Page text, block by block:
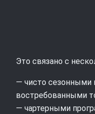
Это связано с
— чисто сезонными
востребованными
— чартерными